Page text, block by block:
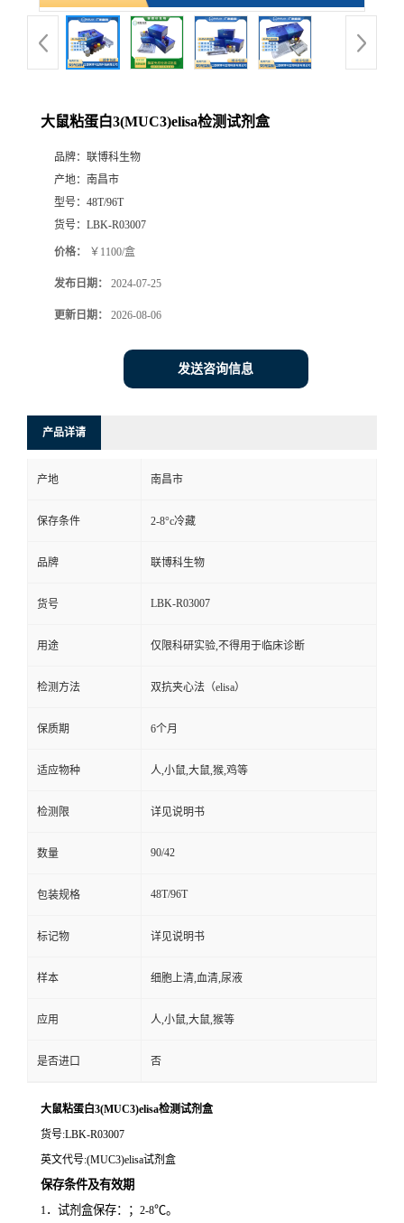
大鼠粘蛋白3(MUC3)elisa检测试剂盒
品牌： 联博科生物
产地： 南昌市
型号： 48T/96T
货号： LBK-R03007
价格： ￥1100/盒
发布日期： 2024-07-25
更新日期： 2026-08-06
发送咨询信息
产品详请
产地 南昌市
保存条件 2-8°c冷藏
品牌 联博科生物
货号 LBK-R03007
用途 仅限科研实验,不得用于临床诊断
检测方法 双抗夹心法（elisa）
保质期 6个月
适应物种 人,小鼠,大鼠,猴,鸡等
检测限 详见说明书
数量 90/42
包装规格 48T/96T
标记物 详见说明书
样本 细胞上清,血清,尿液
应用 人,小鼠,大鼠,猴等
是否进口 否
大鼠粘蛋白3(MUC3)elisa检测试剂盒
货号:LBK-R03007
英文代号:(MUC3)elisa试剂盒
保存条件及有效期
1．试剂盒保存：； 2-8℃。